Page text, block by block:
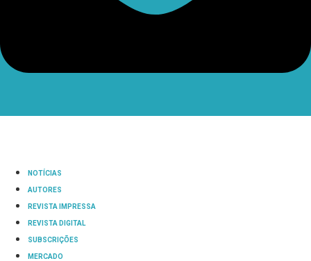
NOTÍCIAS
AUTORES
REVISTA IMPRESSA
REVISTA DIGITAL
SUBSCRIÇÕES
MERCADO